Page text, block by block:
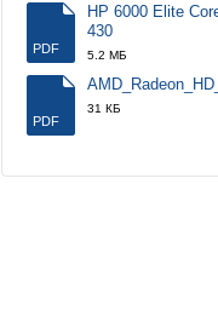
PDF
HP 6000 Elite
430
5.2 МБ
PDF
31 КБ